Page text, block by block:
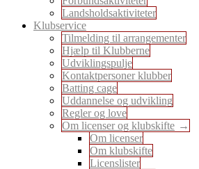
Landsholdsaktiviteter
Klubservice
Tilmelding til arrangementer
Hjælp til Klubberne
Udviklingspulje
Kontaktpersoner klubber
Batting cage
Uddannelse og udvikling
Regler og love
Om licenser og klubskifte
Om licenser
Om klubskifte
Licenslister